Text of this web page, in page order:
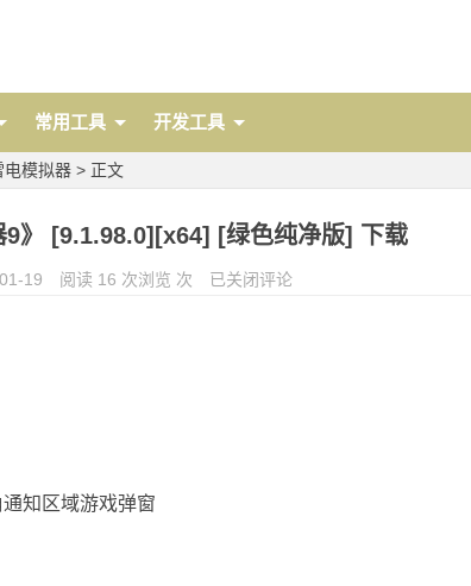
常用工具 开发工具
电模拟器 > 正文
9》 [9.1.98.0][x64] [绿色纯净版] 下载
19 阅读 16 次浏览 次 已关闭评论
知区域游戏弹窗